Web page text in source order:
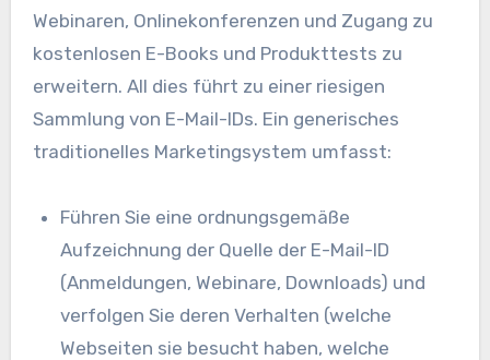
Webinaren, Onlinekonferenzen und Zugang zu
kostenlosen E-Books und Produkttests zu
erweitern. All dies führt zu einer riesigen
Sammlung von E-Mail-IDs. Ein generisches
traditionelles Marketingsystem umfasst:
Führen Sie eine ordnungsgemäße
Aufzeichnung der Quelle der E-Mail-ID
(Anmeldungen, Webinare, Downloads) und
verfolgen Sie deren Verhalten (welche
Webseiten sie besucht haben, welche